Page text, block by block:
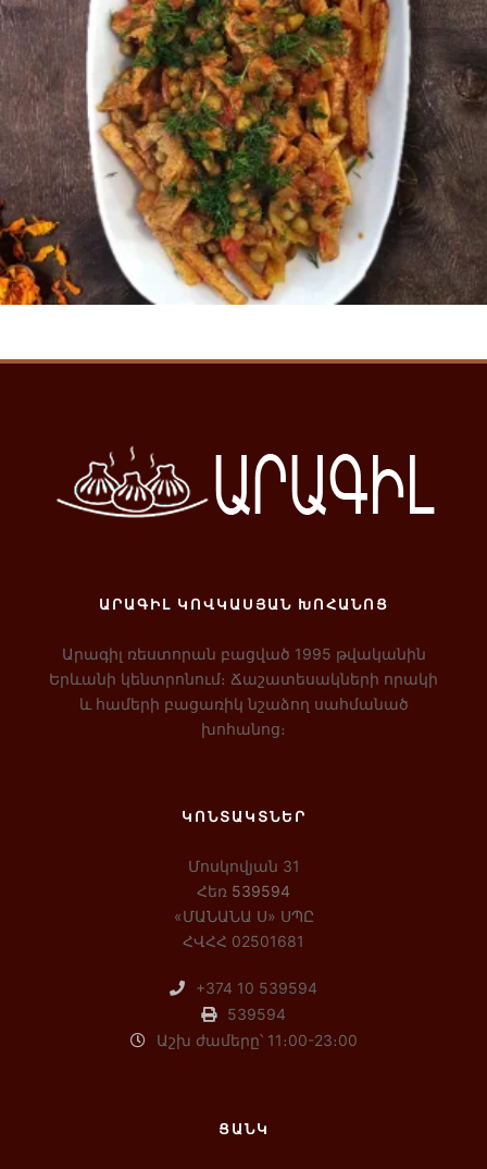
4200AMD
ԱՐԱԳԻԼ ԿՈՎԿԱՍՅԱՆ ԽՈՀԱՆՈՑ
Արագիլ ռեստորան բացված 1995 թվականին
Երևանի կենտրոնում։ Ճաշատեսակների որակի
և համերի բացառիկ նշաձող սահմանած
խոհանոց։
ԿՈՆՏԱԿՏՆԵՐ
Մոսկովյան 31
Հեռ 539594
«ՄԱՆԱՆԱ Ս» ՍՊԸ
ՀՎՀՀ 02501681
+374 10 539594
539594
Աշխ ժամերը՝ 11։00-23։00
ՑԱՆԿ